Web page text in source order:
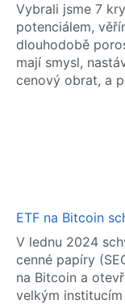
Vybrali jsme 7
potenciálem,
dlouhodobě
mají smysl,
cenový obrat, a
ETF na Bitcoin
V lednu 2024
cenné papíry
na Bitcoin a
velkým